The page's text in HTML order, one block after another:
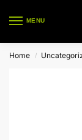
MENU
Home /